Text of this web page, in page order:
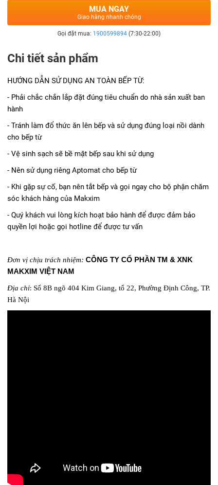
MUA NGAY
Giao hàng nhanh chóng
Gọi đặt mua: 1900599894 (7:30-22:00)
Chi tiết sản phẩm
HƯỚNG DẪN SỬ DỤNG AN TOÀN BẾP TỪ:
- Phải chắc chắn lắp đặt đúng tiêu chuẩn do nhà sản xuất ban
hành
- Tránh làm đổ thức ăn lên bếp và sử dụng đúng loại nồi dành
cho bếp từ
- Vệ sinh sạch sẽ bề mặt bếp sau khi sử dụng
- Nên sử dụng riêng Aptomat cho bếp từ
- Khi gặp sự cố, bạn nên tắt bếp và gọi ngay cho bộ phận chăm
sóc khách hàng của Makxim
- Quý khách vui lòng kích hoạt bảo hành để được đảm bảo
quyền lợi hoặc gọi hotline để được tư vấn
Đơn vị chịu trách nhiệm: CÔNG TY CỔ PHẦN TM & XNK
MAKXIM VIỆT NAM
Địa chỉ: Số 8B ngõ 404 Kim Giang, tổ 22, Phường Định Công, TP.
Hà Nội